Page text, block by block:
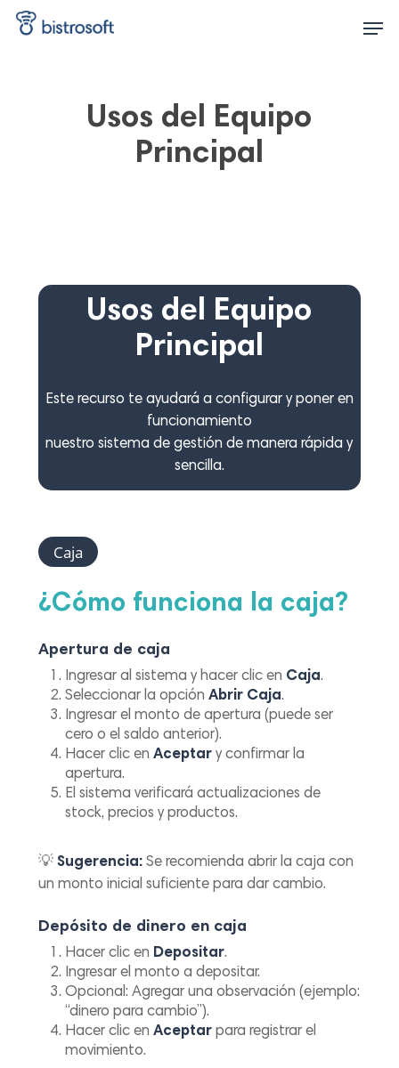
Skip
Usos del Equipo
Principal
Usos del Equipo
Principal
Este recurso te ayudará a configurar y poner en
funcionamiento
nuestro sistema de gestión de manera rápida y
sencilla.
Caja
¿Cómo funciona la caja?
Apertura de caja
Ingresar al sistema y hacer clic en Caja.
Seleccionar la opciónAbrir Caja.
Ingresar el monto de apertura (puede ser
cero o el saldo anterior).
Hacer clic enAceptar y confirmar la
apertura.
El sistema verificará actualizaciones de
stock, precios y productos.
💡Sugerencia: Se recomienda abrir la caja con
un monto inicial suficiente para dar cambio.
Depósito de dinero en caja
Hacer clic en Depositar.
Ingresar el monto a depositar.
Opcional: Agregar una observación (ejemplo:
“dinero para cambio”).
Hacer clic enAceptar para registrar el
movimiento.